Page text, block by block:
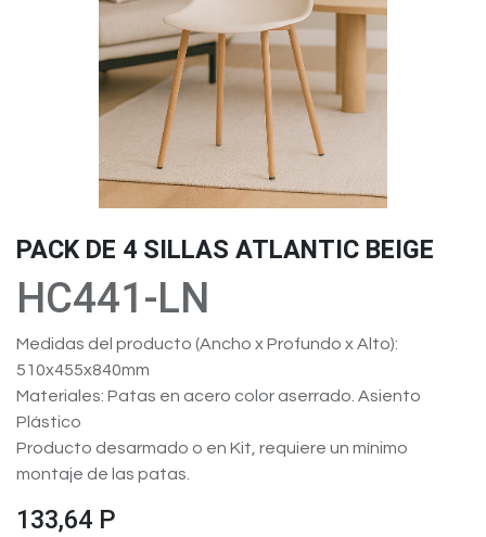
PACK DE 4 SILLAS ATLANTIC BEIGE
HC441-LN
Medidas del producto (Ancho x Profundo x Alto):
510x455x840mm
Materiales: Patas en acero color aserrado. Asiento
Plástico
Producto desarmado o en Kit, requiere un mínimo
montaje de las patas.
133,64 P